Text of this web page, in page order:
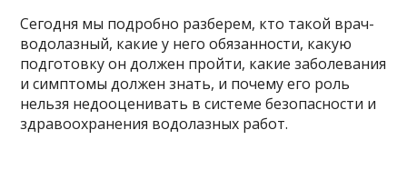
Сегодня мы подробно разберем, кто такой врач-
водолазный, какие у него обязанности, какую
подготовку он должен пройти, какие заболевания
и симптомы должен знать, и почему его роль
нельзя недооценивать в системе безопасности и
здравоохранения водолазных работ.